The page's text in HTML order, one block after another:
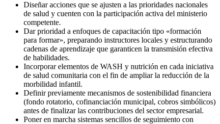
Diseñar acciones que se ajusten a las prioridades nacionales
de salud y cuenten con la participación activa del ministerio
competente.
Dar prioridad a enfoques de capacitación tipo «formación
para formar», preparando instructores locales y estructurando
cadenas de aprendizaje que garanticen la transmisión efectiva
de habilidades.
Incorporar elementos de WASH y nutrición en cada iniciativa
de salud comunitaria con el fin de ampliar la reducción de la
morbilidad infantil.
Definir previamente mecanismos de sostenibilidad financiera
(fondo rotatorio, cofinanciación municipal, cobros simbólicos)
antes de finalizar las contribuciones del sector empresarial.
Poner en marcha sistemas sencillos de seguimiento con